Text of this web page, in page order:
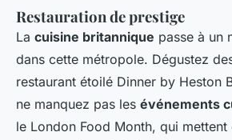
Restauration de prestige
La cuisine britannique passe à un
dans cette métropole. Dégustez
restaurant étoilé Dinner by Heston
ne manquez pas les événements
le London Food Month, qui mettent